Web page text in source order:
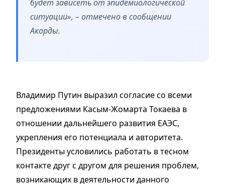
будет зависеть от эпидемиологической
ситуации», – отмечено в сообщении
Акорды.
Владимир Путин выразил согласие со всеми
предложениями Касым-Жомарта Токаева в
отношении дальнейшего развития ЕАЭС,
укрепления его потенциала и авторитета.
Президенты условились работать в тесном
контакте друг с другом для решения проблем,
возникающих в деятельности данного